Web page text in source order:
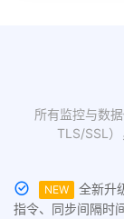
所有监控与数
TLS/SSL）
NEW
全新升
指令、同步间隔时